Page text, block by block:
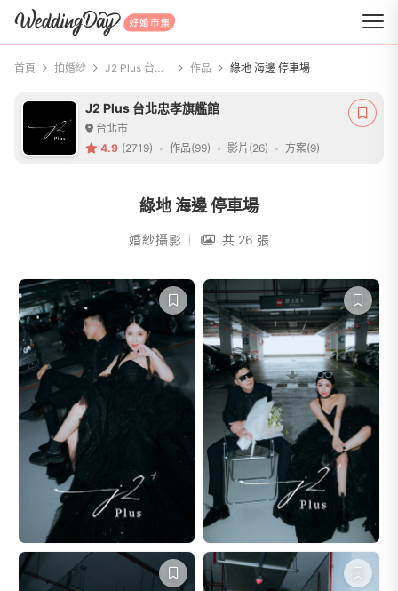
WeddingDay 好婚市集
首頁 拍婚紗 J2 Plus 台北忠孝旗艦館 作品 綠地 海邊 停車場
J2 Plus 台北忠孝旗艦館
台北市
4.9 (2719) 作品(99) 影片(26) 方案(9)
綠地 海邊 停車場
婚紗攝影 共 26 張